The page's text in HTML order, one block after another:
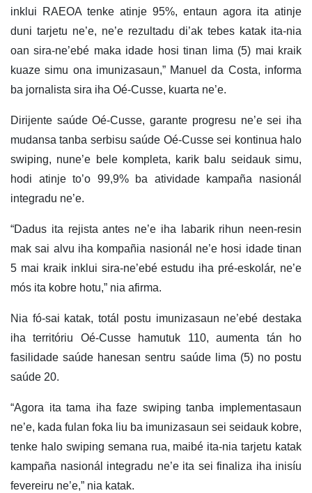
inklui RAEOA tenke atinje 95%, entaun agora ita atinje
duni tarjetu ne’e, ne’e rezultadu di’ak tebes katak ita-nia
oan sira-ne’ebé maka idade hosi tinan lima (5) mai kraik
kuaze simu ona imunizasaun,” Manuel da Costa, informa
ba jornalista sira iha Oé-Cusse, kuarta ne’e.
Dirijente saúde Oé-Cusse, garante progresu ne’e sei iha
mudansa tanba serbisu saúde Oé-Cusse sei kontinua halo
swiping, nune’e bele kompleta, karik balu seidauk simu,
hodi atinje to’o 99,9% ba atividade kampaña nasionál
integradu ne’e.
“Dadus ita rejista antes ne’e iha labarik rihun neen-resin
mak sai alvu iha kompañia nasionál ne’e hosi idade tinan
5 mai kraik inklui sira-ne’ebé estudu iha pré-eskolár, ne’e
mós ita kobre hotu,” nia afirma.
Nia fó-sai katak, totál postu imunizasaun ne’ebé destaka
iha territóriu Oé-Cusse hamutuk 110, aumenta tán ho
fasilidade saúde hanesan sentru saúde lima (5) no postu
saúde 20.
“Agora ita tama iha faze swiping tanba implementasaun
ne’e, kada fulan foka liu ba imunizasaun sei seidauk kobre,
tenke halo swiping semana rua, maibé ita-nia tarjetu katak
kampaña nasionál integradu ne’e ita sei finaliza iha inisíu
fevereiru ne’e,” nia katak.